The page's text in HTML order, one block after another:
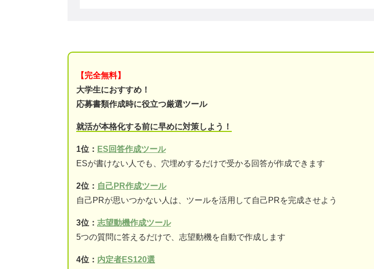
【完全無料】
大学生におすすめ！
応募書類作成時に役立つ厳選ツール
就活が本格化する前に早めに対策しよう！
1位： ES回答作成ツール
ESが書けない人でも、穴埋めするだけで受かる回答が作成できます
2位： 自己PR作成ツール
自己PRが思いつかない人は、ツールを活用して自己PRを完成させよう
3位： 志望動機作成ツール
5つの質問に答えるだけで、志望動機を自動で作成します
4位： 内定者ES120選